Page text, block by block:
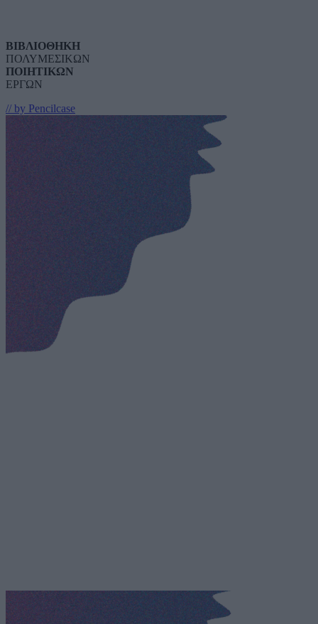
ΒΙΒΛΙΟΘΗΚΗ
ΠΟΛΥΜΕΣΙΚΩΝ
ΠΟΙΗΤΙΚΩΝ
ΕΡΓΩΝ
// by Pencilcase